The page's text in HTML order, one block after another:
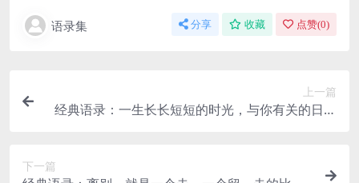
语录集 分享 收藏 点赞(0)
上一篇
经典语录：一生长长短短的时光，与你有关的日子
下一篇